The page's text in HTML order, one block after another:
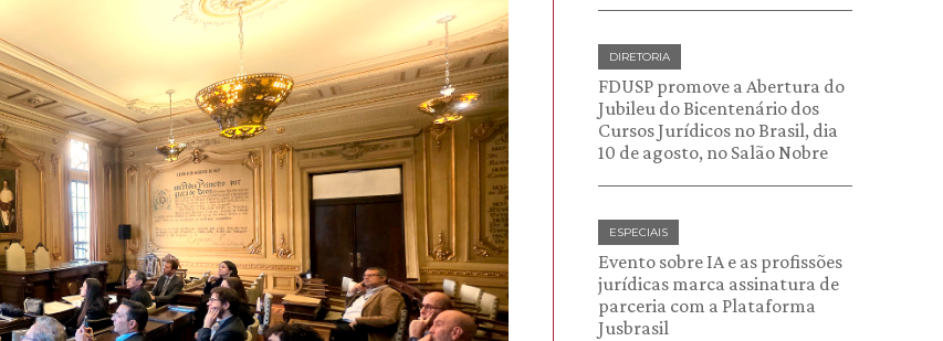
DIRETORIA
FDUSP promove a Abertura do
Jubileu do Bicentenário dos
Cursos Jurídicos no Brasil, dia
10 de agosto, no Salão Nobre
ESPECIAIS
Evento sobre IA e as profissões
jurídicas marca assinatura de
parceria com a Plataforma
Jusbrasil